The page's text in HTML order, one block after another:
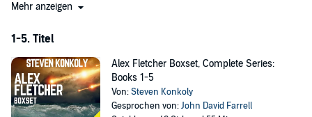
The Jakarta Pandemic
Cases of a highly lethal virus appear in major cities around the
veteran, has read the signs for years. With his family and home
prepared to endure an extended period of seclusion, Alex thinks he's
ready for the pandemic. He's not even close.The unstoppable H16N1
virus will be the least of his problems.
Mehr anzeigen
1-5. Titel
Alex Fletcher Boxset, Complete Series:
Books 1-5
Von:Steven Konkoly
Gesprochen von:John David Farrell